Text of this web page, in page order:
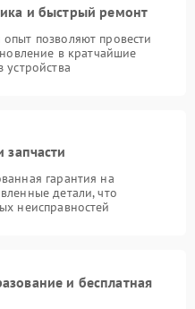
и быстрый ремонт
позволяют провести
в кратчайшие
запчасти
гарантия на
детали, что
неисправностей
и бесплатная